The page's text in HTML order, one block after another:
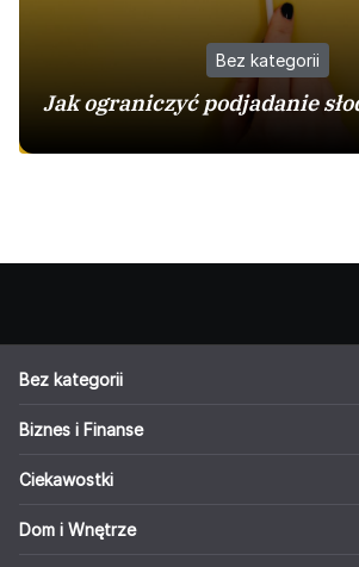
Bez kategorii
Jak ograniczyć podjadanie
Bez kategorii
Biznes i Finanse
Ciekawostki
Dom i Wnętrze